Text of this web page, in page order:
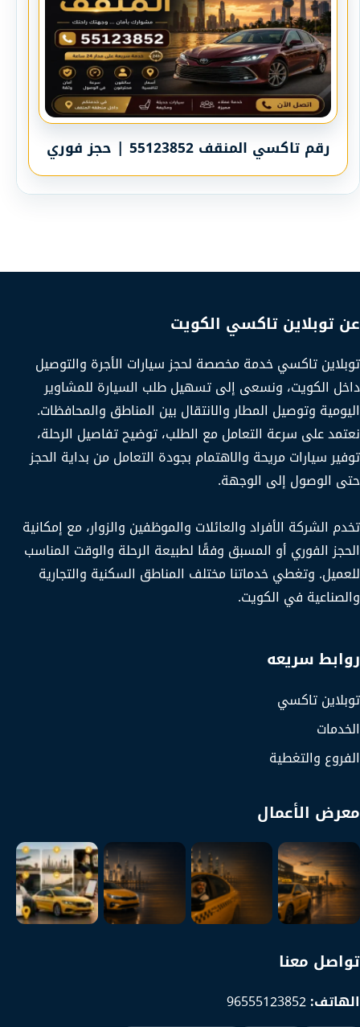
رقم تاكسي المنقف 55123852 | حجز فوري
عن توبلاين تاكسي الكويت
توبلاين تاكسي خدمة مخصصة لحجز سيارات الأجرة والتوصيل
داخل الكويت، ونسعى إلى تسهيل طلب السيارة للمشاوير
اليومية وتوصيل المطار والانتقال بين المناطق والمحافظات.
نعتمد على سرعة التعامل مع الطلب، توضيح تفاصيل الرحلة،
توفير سيارات مريحة والاهتمام بجودة التعامل من بداية الحجز
حتى الوصول إلى الوجهة.
تخدم الشركة الأفراد والعائلات والموظفين والزوار، مع إمكانية
الحجز الفوري أو المسبق وفقًا لطبيعة الرحلة والوقت المناسب
للعميل. وتغطي خدماتنا مختلف المناطق السكنية والتجارية
والصناعية في الكويت.
روابط سريعه
توبلاين تاكسي
الخدمات
الفروع والتغطية
معرض الأعمال
تواصل معنا
الهاتف:96555123852